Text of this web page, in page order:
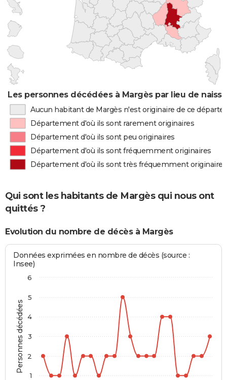
Les personnes décédées à Margès par lieu de
Aucun habitant de Margès n'est originaire de ce
Département d'où ils sont rarement originaires
Département d'où ils sont peu originaires
Département d'où ils sont fréquemment originaires
Département d'où ils sont très fréquemment originaires
Qui sont les habitants de Margès qui nous ont
quittés ?
Evolution du nombre de décès à Margès
Personnes décédées
Données exprimées en nombre de décès (source :
Insee)
1
2
3
4
5
6